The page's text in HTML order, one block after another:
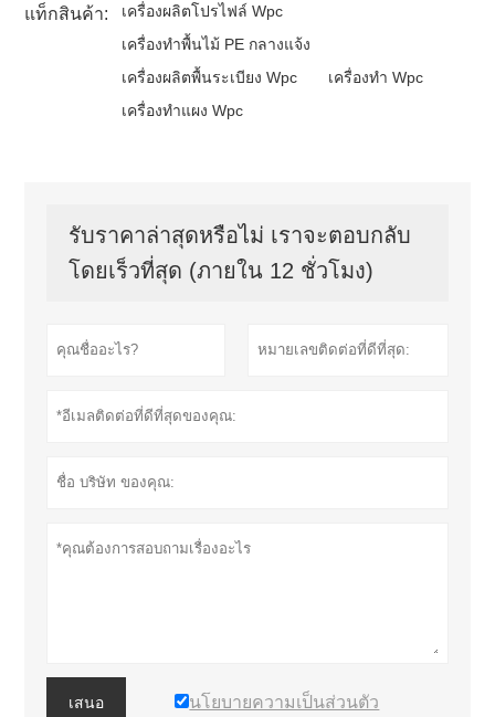
แท็กสินค้า:
เครื่องผลิตโปรไฟล์ Wpc
เครื่องทำพื้นไม้ PE กลางแจ้ง
เครื่องผลิตพื้นระเบียง Wpc
เครื่องทำ Wpc
เครื่องทำแผง Wpc
รับราคาล่าสุดหรือไม่ เราจะตอบกลับ
โดยเร็วที่สุด (ภายใน 12 ชั่วโมง)
เสนอ นโยบายความเป็นส่วนตัว